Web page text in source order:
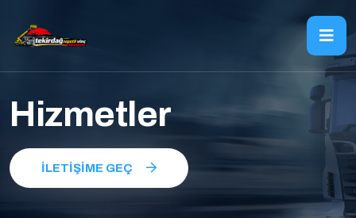
Hizmetler
İLETIŞIME GEÇ